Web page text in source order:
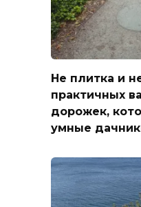
Не плитка и
практичных
дорожек,
умные